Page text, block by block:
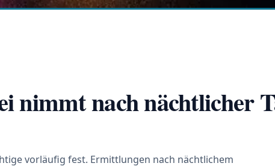
nimmt nach nächtlicher
vorläufig fest. Ermittlungen nach nächtlichem